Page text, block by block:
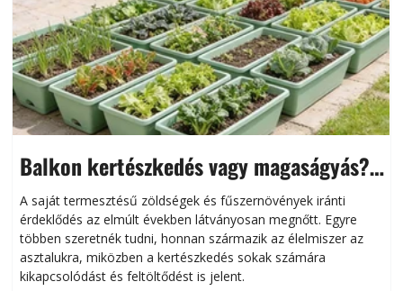
Balkon kertészkedés vagy magaságyás?
Helytakarékos kertészkedés
A saját termesztésű zöldségek és fűszernövények iránti
érdeklődés az elmúlt években látványosan megnőtt. Egyre
többen szeretnék tudni, honnan származik az élelmiszer az
asztalukra, miközben a kertészkedés sokak számára
kikapcsolódást és feltöltődést is jelent.